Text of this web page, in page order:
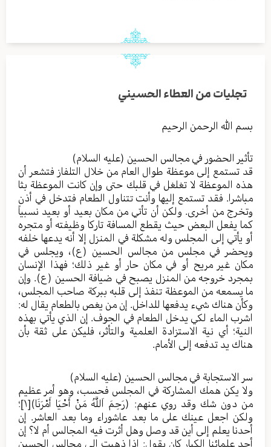
تجليات من العطاء الحسيني
بسم الله الرحمن الرحيم
تأثير الحضور في مجالس الحسين (عليه السلام)
قد تستمع إلى موعظة طوال العام من خلال التلفاز فتشعر أن
هذه الموعظة لا تغلغل في قلبك حتى وإن كانت الموعظة بثا
مباشرا. فقد تستمع إليها وأنت تتناول الطعام فتدخل في أذن
وتخرج من أخرى. ولكن أن تأتي من مكان بعيد أو بعيد نسبياً
كما يفعل البعض حيث يقطع المسافة تاركا وظيفته أو متجره
أو يأتي إلى المجلس وله مشكلة في المنزل إلا أنه يدعها خلفه
ويحضر في مجلس من مجالس الحسين (ع)، ويجلس في
مكان غير مريح أو في مكان حار أو غير ذلك؛ فهذا الإنسان
بمجرد خروجه من المنزل يصبح في ضيافة الحسين (ع). وإن
ما يسمعه من الموعظة تنفذ إلى قلبه ببركة صاحب المجلس،
وكأن هناك شيء يدفعها للداخل. إن من يغص بالطعام يقال له:
اشرب الماء لكي يدخل الطعام في الجوف. إن الذي يأتي بهذه
النية؛ أي نية الاستزادة العلمية والتأثر، فليكن على ثقة بأن
هناك يد تدفعه إلى الأمام.
سر الاستجابة في مجالس الحسين (عليه السلام)
ولا يكن همك المشاركة في المجلس فحسب، وهو أمر عظيم
من دون شك وقد روي عنهم: (رَحِمَ اَللَّهُ مَنْ أَحْيَا أَمْرَنَا)[١] ؛
ولكن اجعل عينك على ما بعد عاشوراء وما بعد العاشر. إن
أحدنا يعلم إلى أين قد وصل وهل أثرت فيه المجالس أم لا؟ إن
أحد علمائنا الكبار كان يقول: إذا ذهبت إلى مجالس الحسين